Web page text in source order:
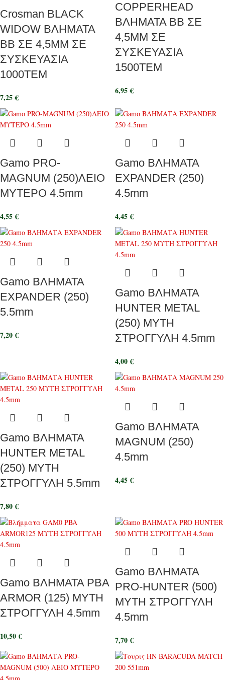
Crosman BLACK
WIDOW ΒΛΗΜΑΤΑ
ΒΒ ΣΕ 4,5ΜΜ ΣΕ
ΣΥΣΚΕΥΑΣΙΑ
1000ΤΕΜ
7,25€
COPPERHEAD
ΒΛΗΜΑΤΑ ΒΒ ΣΕ
4,5ΜΜ ΣΕ
ΣΥΣΚΕΥΑΣΙΑ
1500ΤΕΜ
6,95€
Gamo PRO-
MAGNUM (250)ΛΕΙΟ
ΜΥΤΕΡΟ 4.5mm
4,55€
Gamo ΒΛΗΜΑΤΑ
EXPANDER (250)
4.5mm
4,45€
Gamo ΒΛΗΜΑΤΑ
EXPANDER (250)
5.5mm
7,20€
Gamo ΒΛΗΜΑΤΑ
HUNTER METAL
(250) ΜΥΤΗ
ΣΤΡΟΓΓΥΛΗ 4.5mm
4,00€
Gamo ΒΛΗΜΑΤΑ
HUNTER METAL
(250) ΜΥΤΗ
ΣΤΡΟΓΓΥΛΗ 5.5mm
7,80€
Gamo ΒΛΗΜΑΤΑ
MAGNUM (250)
4.5mm
4,45€
Gamo ΒΛΗΜΑΤΑ PBA
ARMOR (125) ΜΥΤΗ
ΣΤΡΟΓΓΥΛΗ 4.5mm
10,50€
Gamo ΒΛΗΜΑΤΑ
PRO-HUNTER (500)
ΜΥΤΗ ΣΤΡΟΓΓΥΛΗ
4.5mm
7,70€